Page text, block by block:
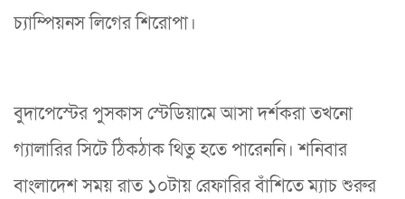
চ‍্যাম্পিয়নস লিগের শিরোপা।
বুদাপেস্টের পুসকাস স্টেডিয়ামে আসা দর্শকরা তখনো
গ্যালারির সিটে ঠিকঠাক থিতু হতে পারেননি। শনিবার
বাংলাদেশ সময় রাত ১০টায় রেফারির বাঁশিতে ম্যাচ শুরুর